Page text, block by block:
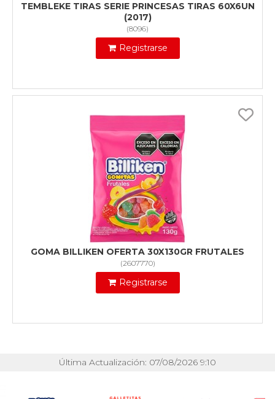
TEMBLEKE TIRAS SERIE PRINCESAS TIRAS 60X6UN
(2017)
(8096)
Registrarse
GOMA BILLIKEN OFERTA 30X130GR FRUTALES
(2607770)
Registrarse
Última Actualización: 07/08/2026 9:10